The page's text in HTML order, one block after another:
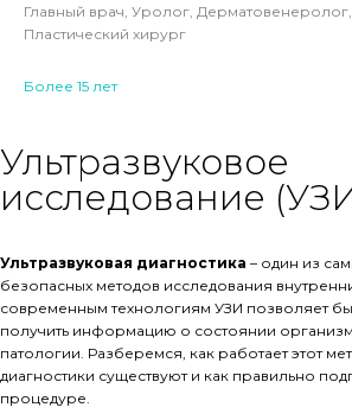
Главный врач, Уролог,
Пластический хирург
Более 15 лет
Ультразвуковое
исследование
Ультразвуковая диагностика – один из
безопасных методов исследования
современным технологиям УЗИ позволяет
получить информацию о состоянии
патологии. Разберемся, как работает этот
диагностики существуют и как правильно
процедуре.